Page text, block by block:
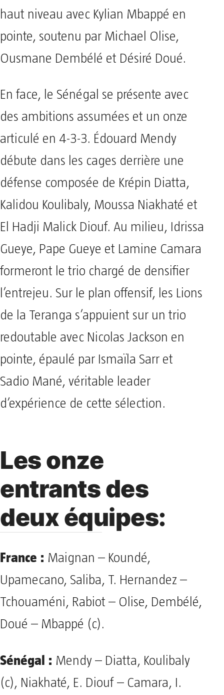
haut niveau avec Kylian Mbappé en
pointe, soutenu par Michael Olise,
Ousmane Dembélé et Désiré Doué.
En face, le Sénégal se présente avec
des ambitions assumées et un onze
articulé en 4-3-3. Édouard Mendy
débute dans les cages derrière une
défense composée de Krépin Diatta,
Kalidou Koulibaly, Moussa Niakhaté et
El Hadji Malick Diouf. Au milieu, Idrissa
Gueye, Pape Gueye et Lamine Camara
formeront le trio chargé de densifier
l’entrejeu. Sur le plan offensif, les Lions
de la Teranga s’appuient sur un trio
redoutable avec Nicolas Jackson en
pointe, épaulé par Ismaïla Sarr et
Sadio Mané, véritable leader
d’expérience de cette sélection.
Les onze
entrants des
deux équipes:
France : Maignan – Koundé,
Upamecano, Saliba, T. Hernandez –
Tchouaméni, Rabiot – Olise, Dembélé,
Doué – Mbappé (c).
Sénégal : Mendy – Diatta, Koulibaly
(c), Niakhaté, E. Diouf – Camara, I.